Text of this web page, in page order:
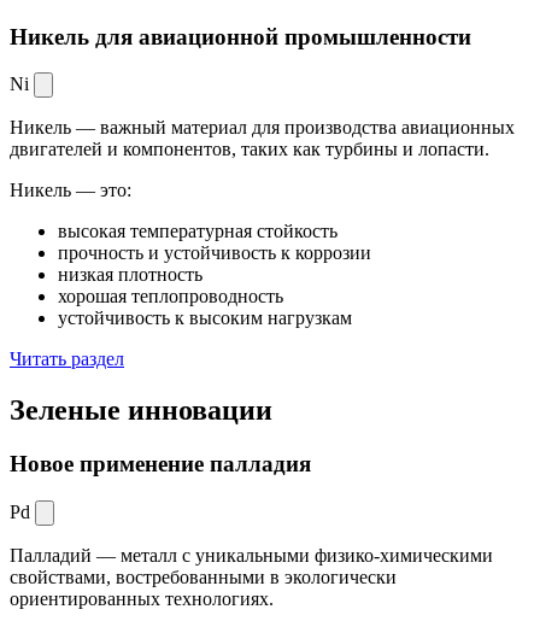
Никель для авиационной промышленности
Ni
Никель — важный материал для производства авиационных
двигателей и компонентов, таких как турбины и лопасти.
Никель — это:
высокая температурная стойкость
прочность и устойчивость к коррозии
низкая плотность
хорошая теплопроводность
устойчивость к высоким нагрузкам
Читать раздел
Зеленые инновации
Новое применение палладия
Pd
Палладий — металл с уникальными физико-химическими
свойствами, востребованными в экологически
ориентированных технологиях.